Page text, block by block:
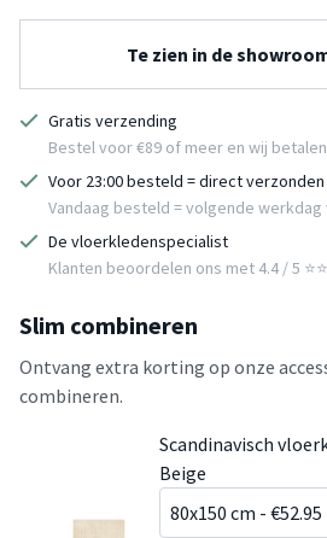
Te zien in de
Gratis verzending
Bestel voor €89 of meer en wij
Voor 23:00 besteld = direct verzonden
Vandaag besteld = volgende
De vloerkledenspecialist
Klanten beoordelen ons met 4.4 / 5
Slim combineren
Ontvang extra korting op onze
combineren.
Scandinavisch
Beige